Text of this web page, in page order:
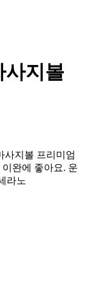
사지볼
사지볼 프리미엄
완에 좋아요. 운
라노